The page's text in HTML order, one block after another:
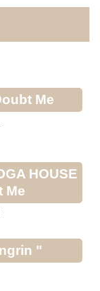
Me
HOUSE
Me
"